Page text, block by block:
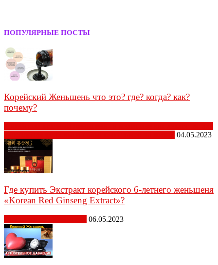
ПОПУЛЯРНЫЕ ПОСТЫ
Корейский Женьшень что это? где? когда? как?
почему?
04.05.2023
Где купить Экстракт корейского 6-летнего женьшеня
«Korean Red Ginseng Extract»?
06.05.2023